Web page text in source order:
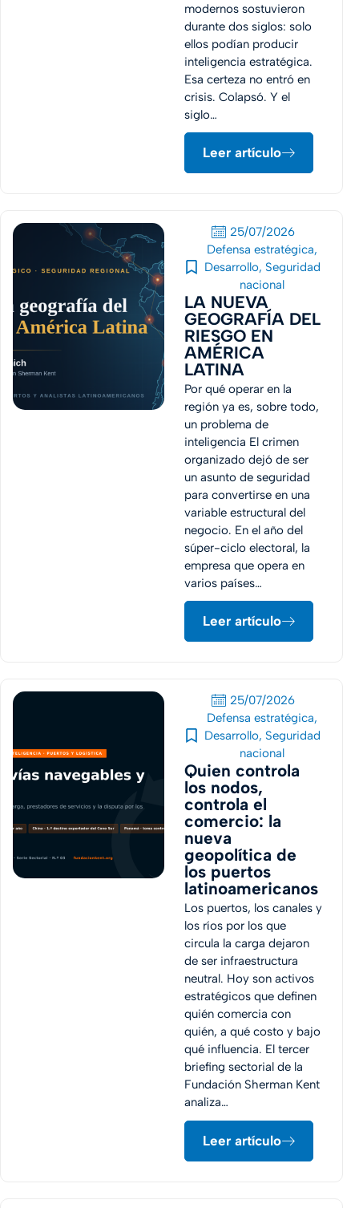
modernos sostuvieron
durante dos siglos: solo
ellos podían producir
inteligencia estratégica.
Esa certeza no entró en
crisis. Colapsó. Y el
siglo…
Leer artículo
25/07/2026
Defensa estratégica,
Desarrollo, Seguridad
nacional
LA NUEVA
GEOGRAFÍA DEL
RIESGO EN
AMÉRICA
LATINA
Por qué operar en la
región ya es, sobre todo,
un problema de
inteligencia El crimen
organizado dejó de ser
un asunto de seguridad
para convertirse en una
variable estructural del
negocio. En el año del
súper-ciclo electoral, la
empresa que opera en
varios países…
Leer artículo
25/07/2026
Defensa estratégica,
Desarrollo, Seguridad
nacional
Quien controla
los nodos,
controla el
comercio: la
nueva
geopolítica de
los puertos
latinoamericanos
Los puertos, los canales y
los ríos por los que
circula la carga dejaron
de ser infraestructura
neutral. Hoy son activos
estratégicos que definen
quién comercia con
quién, a qué costo y bajo
qué influencia. El tercer
briefing sectorial de la
Fundación Sherman Kent
analiza…
Leer artículo